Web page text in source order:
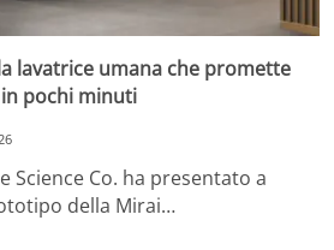
lavatrice umana che promette
pochi minuti
Science Co. ha presentato a
della Mirai…